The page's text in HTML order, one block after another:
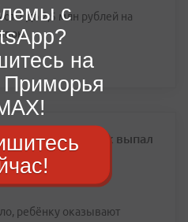
1 до 2,5 млн рублей на
ребенок выпал
в Артёме
ребёнку оказывают
с
на
Приморья